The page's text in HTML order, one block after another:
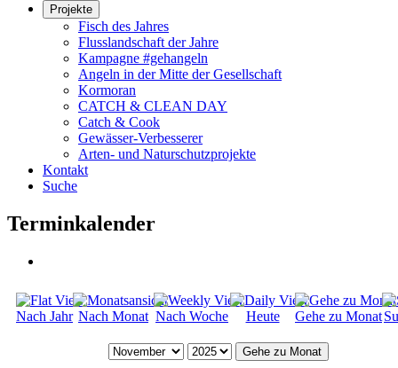
Projekte
Fisch des Jahres
Flusslandschaft der Jahre
Kampagne #gehangeln
Angeln in der Mitte der Gesellschaft
Kormoran
CATCH & CLEAN DAY
Catch & Cook
Gewässer-Verbesserer
Arten- und Naturschutzprojekte
Kontakt
Suche
Terminkalender
Nach Jahr Nach Monat Nach Woche Heute Gehe zu Monat
Gehe zu Monat